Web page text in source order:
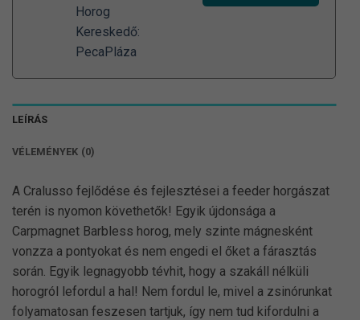
Horog
Kereskedő:
PecaPláza
LEÍRÁS
VÉLEMÉNYEK (0)
A Cralusso fejlődése és fejlesztései a feeder horgászat
terén is nyomon követhetők! Egyik újdonsága a
Carpmagnet Barbless horog, mely szinte mágnesként
vonzza a pontyokat és nem engedi el őket a fárasztás
során. Egyik legnagyobb tévhit, hogy a szakáll nélküli
horogról lefordul a hal! Nem fordul le, mivel a zsinórunkat
folyamatosan feszesen tartjuk, így nem tud kifordulni a